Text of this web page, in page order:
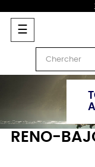
Basculer
la
navigation
☰
RENO-